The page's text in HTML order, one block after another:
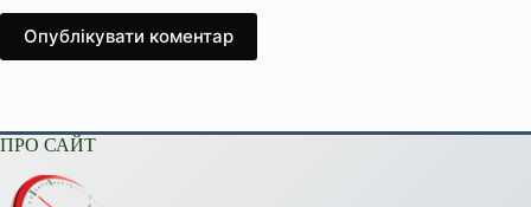
Опублікувати коментар
ПРО САЙТ